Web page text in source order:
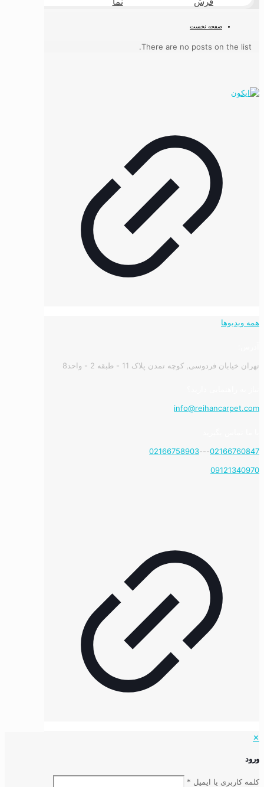
صفحه نخست
There are no posts on the list.
همه ویدیوها
تهران خیابان فردوسی, کوچه تمدن پلاک 11 - طبقه 2 - واحد8
info@reihancarpet.com
02166760847
---
02166758903
09121340970
✕
ورود
کلمه کاربری یا ایمیل *